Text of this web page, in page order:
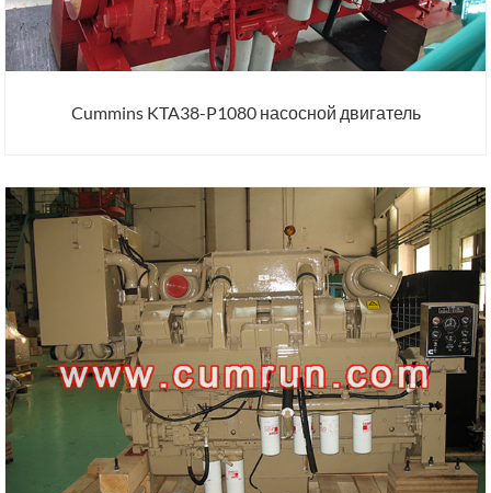
Cummins KTA38-P1080 насосной двигатель